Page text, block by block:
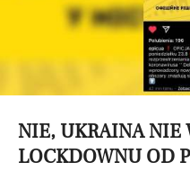
NIE, UKRAINA NIE
LOCKDOWNU OD